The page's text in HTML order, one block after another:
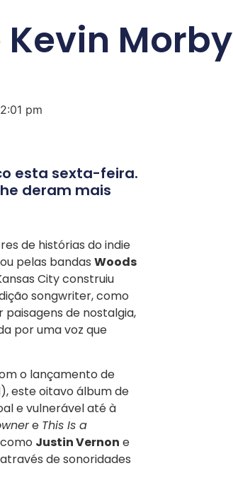
Morby
pm
esta sexta-feira.
deram mais
de histórias do indie
pelas bandas Woods
City construiu
songwriter, como
paisagens de nostalgia,
por uma voz que
o lançamento de
este oitavo álbum de
e vulnerável até à
e This Is a
Justin Vernon e
de sonoridades